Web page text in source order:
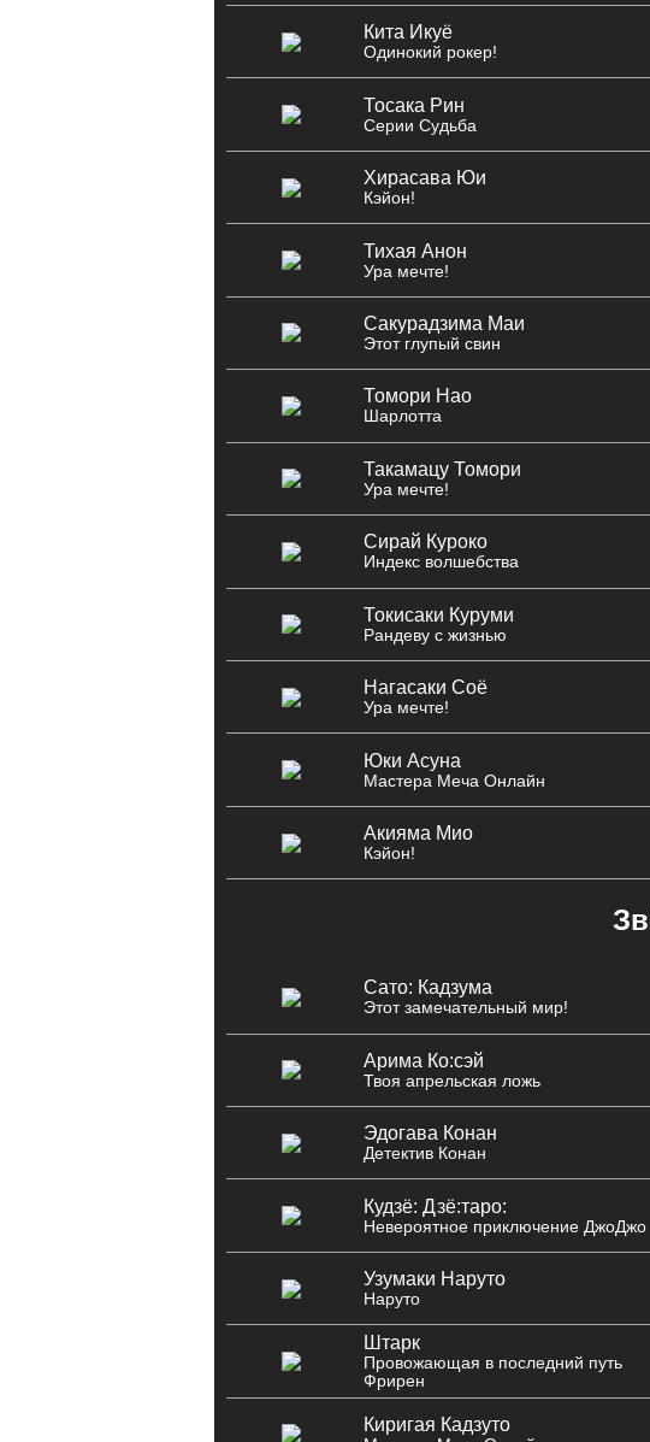
Кита Икуё
Одинокий рокер!
Тосака Рин
Серии Судьба
Хирасава Юи
Кэйон!
Тихая Анон
Ура мечте!
Сакурадзима Маи
Этот глупый свин
Томори Нао
Шарлотта
Такамацу Томори
Ура мечте!
Сирай Куроко
Индекс волшебства
Токисаки Куруми
Рандеву с жизнью
Нагасаки Соё
Ура мечте!
Юки Асуна
Мастера Меча Онлайн
Акияма Мио
Кэйон!
Сато: Кадзума
Этот замечательный мир!
Арима Ко:сэй
Твоя апрельская ложь
Эдогава Конан
Детектив Конан
Кудзё: Дзё:таро:
Невероятное приключение ДжоДжо
Узумаки Наруто
Наруто
Штарк
Провожающая в последний путь
Фрирен
Киригая Кадзуто